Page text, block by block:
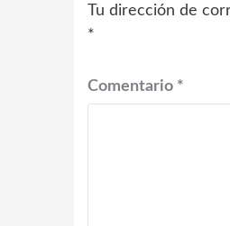
Tu dirección de
*
Comentario *